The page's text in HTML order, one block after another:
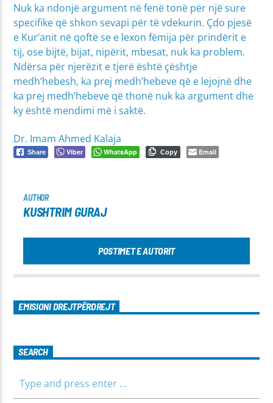
Nuk ka ndonjë argument në fenë tonë për një sure
specifike që shkon sevapi për të vdekurin. Çdo pjesë
e Kur’anit në qoftë se e lexon fëmija për prindërit e
tij, ose bijtë, bijat, nipërit, mbesat, nuk ka problem.
Ndërsa për njerëzit e tjerë është çështje
medh’hebesh, ka prej medh’hebeve që e lejojnë dhe
ka prej medh’hebeve që thonë nuk ka argument dhe
ky është mendimi më i saktë.
Dr. Imam Ahmed Kalaja
Share Viber WhatsApp Copy Email
AUTHOR
KUSHTRIM GURAJ
POSTIMET E AUTORIT
EMISIONI DREJTPËRDREJT
SEARCH